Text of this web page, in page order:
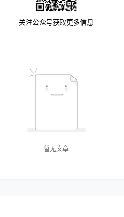
关注公众号获取更多信息
暂无文章